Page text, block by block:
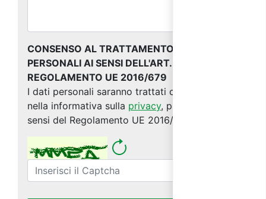
CONSENSO AL TRATTAMENTO DEI DATI
PERSONALI AI SENSI DELL'ART. 13 DEL
REGOLAMENTO UE 2016/679
I dati personali saranno trattati come indicato
nella informativa sulla privacy, predisposta ai
sensi del Regolamento UE 2016/679